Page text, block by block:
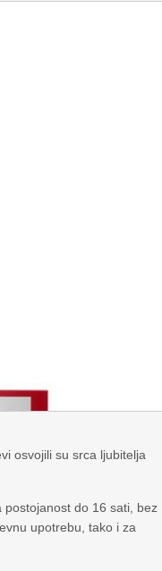
osvojili su srca ljubitelja
do 16 sati, bez
upotrebu, tako i za